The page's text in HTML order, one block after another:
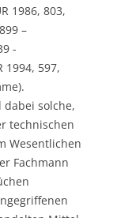
1986, 803,
–
-
1994, 597,
solche,
technischen
Wesentlichen
Fachmann